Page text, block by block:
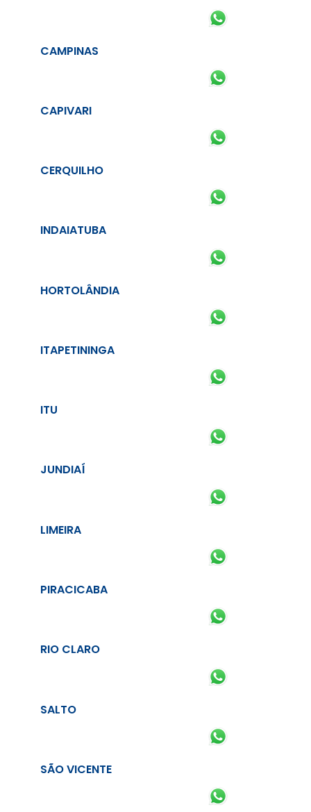
CAMPINAS
CAPIVARI
CERQUILHO
INDAIATUBA
HORTOLÂNDIA
ITAPETININGA
ITU
JUNDIAÍ
LIMEIRA
PIRACICABA
RIO CLARO
SALTO
SÃO VICENTE